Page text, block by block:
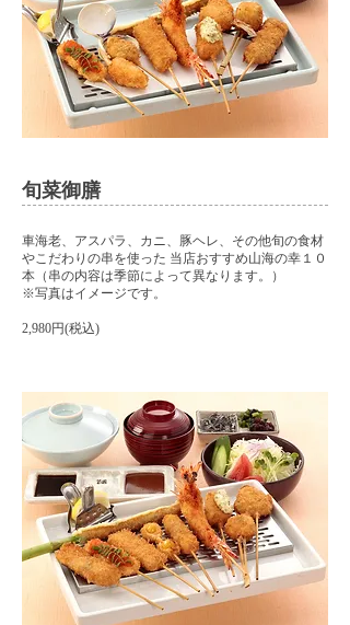
旬菜御膳
車海老、アスパラ、カニ、豚ヘレ、その他旬の食材
やこだわりの串を使った 当店おすすめ山海の幸１０
本（串の内容は季節によって異なります。）
​※写真はイメージです。
2,980円(税込)